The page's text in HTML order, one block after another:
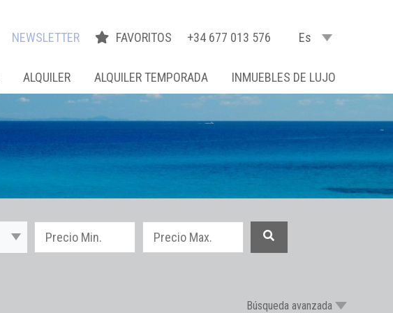
NEWSLETTER FAVORITOS +34 677 013 576 Es
ALQUILER ALQUILER TEMPORADA INMUEBLES DE LUJO
Búsqueda avanzada